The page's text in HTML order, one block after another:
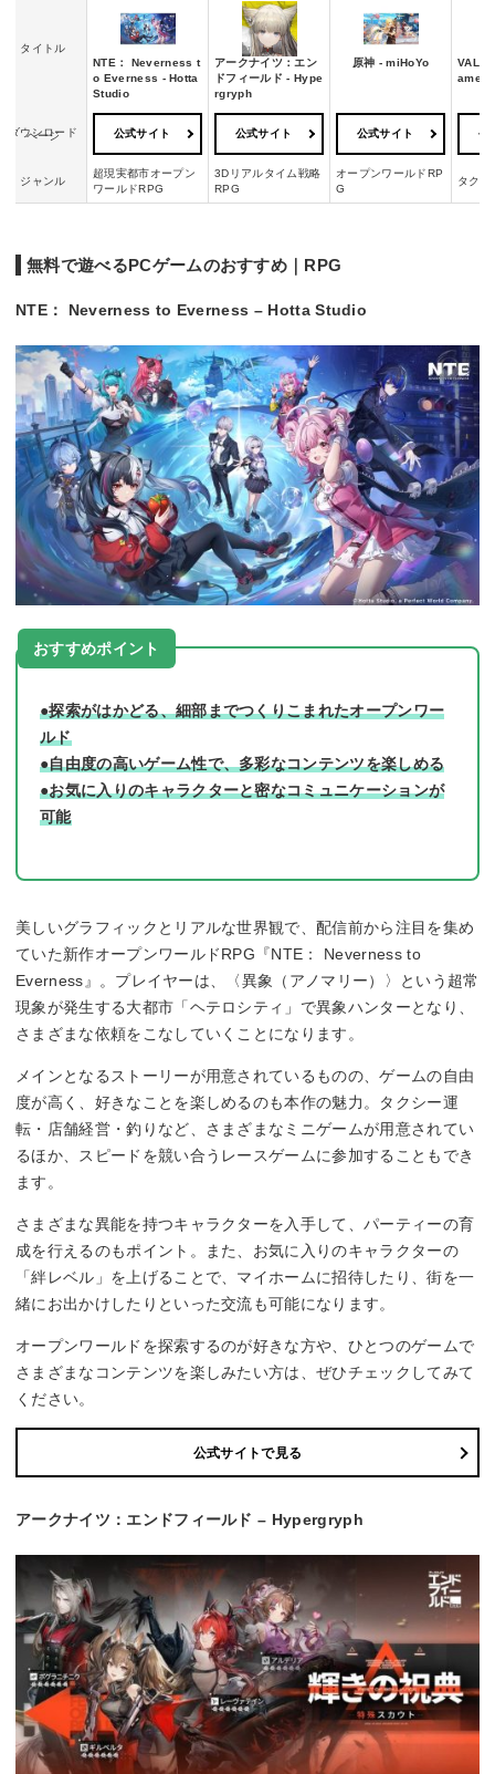
タイトル
NTE： Neverness t
o Everness - Hotta
Studio
アークナイツ：エン
ドフィールド - Hype
rgryph
原神 - miHoYo
ames
ダウンロード
ページ 公式サイト 公式サイト 公式サイト 公
ジャンル
超現実都市オープン
ワールドRPG
3Dリアルタイム戦略
RPG
オープンワールドRP
G
タクテ
無料で遊べるPCゲームのおすすめ｜RPG
NTE： Neverness to Everness – Hotta Studio
おすすめポイント
●探索がはかどる、細部までつくりこまれたオープンワー
ルド
●自由度の高いゲーム性で、多彩なコンテンツを楽しめる
●お気に入りのキャラクターと密なコミュニケーションが
可能
美しいグラフィックとリアルな世界観で、配信前から注目を集め
ていた新作オープンワールドRPG『NTE： Neverness to
Everness』。プレイヤーは、〈異象（アノマリー）〉という超常
現象が発生する大都市「ヘテロシティ」で異象ハンターとなり、
さまざまな依頼をこなしていくことになります。
メインとなるストーリーが用意されているものの、ゲームの自由
度が高く、好きなことを楽しめるのも本作の魅力。タクシー運
転・店舗経営・釣りなど、さまざまなミニゲームが用意されてい
るほか、スピードを競い合うレースゲームに参加することもでき
ます。
さまざまな異能を持つキャラクターを入手して、パーティーの育
成を行えるのもポイント。また、お気に入りのキャラクターの
「絆レベル」を上げることで、マイホームに招待したり、街を一
緒にお出かけしたりといった交流も可能になります。
オープンワールドを探索するのが好きな方や、ひとつのゲームで
さまざまなコンテンツを楽しみたい方は、ぜひチェックしてみて
ください。
公式サイトで見る
アークナイツ：エンドフィールド – Hypergryph